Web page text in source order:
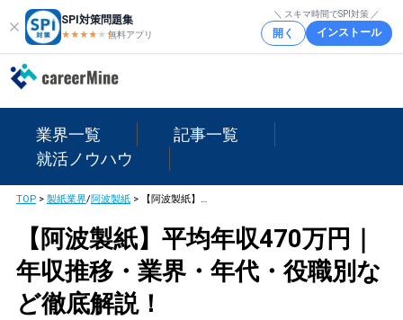
SPI対策問題集
★★★★ ★★
無料アプリ
＼ スキマ時間でSPI対策 ／
開く インストール
業界一覧
記事一覧
就活ノウハウ
TOP> 製紙業界/阿波製紙> 【阿波製紙】平均年収470万円｜年収推移・業界・年代・役職別など徹底解説！
【阿波製紙】平均年収470万円｜
年収推移・業界・年代・役職別な
ど徹底解説！